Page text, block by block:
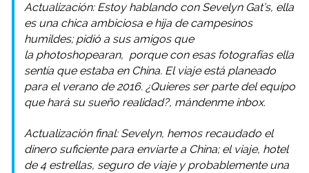
Actualización: Estoy hablando con Sevelyn Gat’s, ella
es una chica ambiciosa e hija de campesinos
humildes; pidió a sus amigos que
la photoshopearan, porque con esas fotografías ella
sentía que estaba en China. El viaje está planeado
para el verano de 2016. ¿Quieres ser parte del equipo
que hará su sueño realidad?, mándenme inbox.
Actualización final: Sevelyn, hemos recaudado el
dinero suficiente para enviarte a China; el viaje, hotel
de 4 estrellas, seguro de viaje y probablemente una